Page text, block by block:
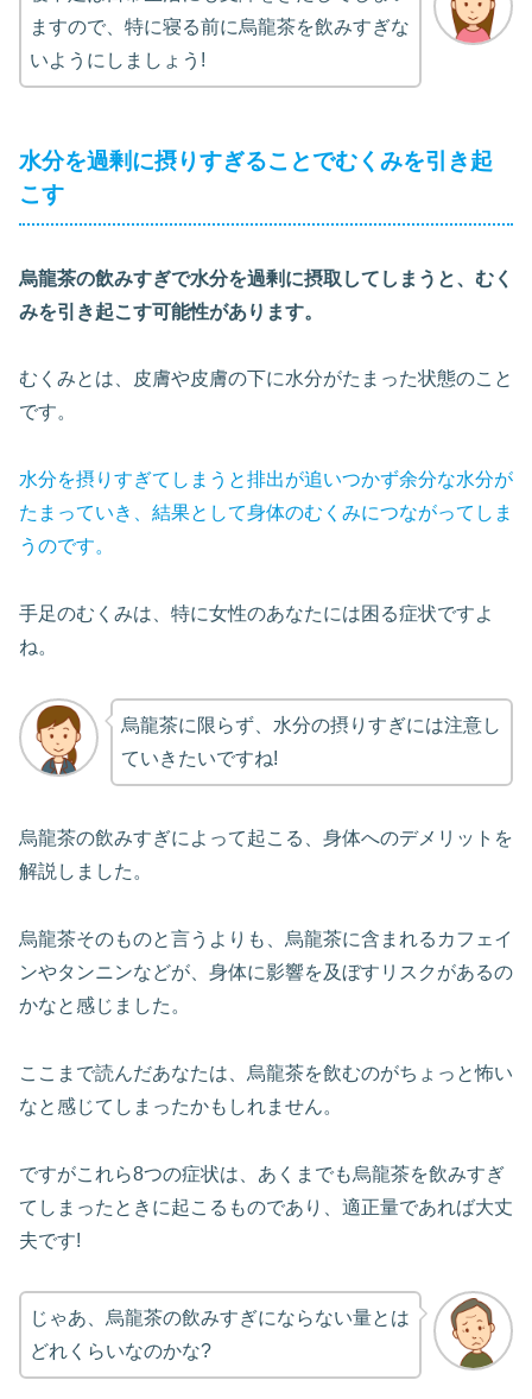
ますので、特に寝る前に烏龍茶を飲みすぎな
いようにしましょう!
水分を過剰に摂りすぎることでむくみを引き起
こす
烏龍茶の飲みすぎで水分を過剰に摂取してしまうと、むく
みを引き起こす可能性があります。
むくみとは、皮膚や皮膚の下に水分がたまった状態のこと
です。
水分を摂りすぎてしまうと排出が追いつかず余分な水分が
たまっていき、結果として身体のむくみにつながってしま
うのです。
手足のむくみは、特に女性のあなたには困る症状ですよ
ね。
烏龍茶に限らず、水分の摂りすぎには注意し
ていきたいですね!
烏龍茶の飲みすぎによって起こる、身体へのデメリットを
解説しました。
烏龍茶そのものと言うよりも、烏龍茶に含まれるカフェイ
ンやタンニンなどが、身体に影響を及ぼすリスクがあるの
かなと感じました。
ここまで読んだあなたは、烏龍茶を飲むのがちょっと怖い
なと感じてしまったかもしれません。
ですがこれら8つの症状は、あくまでも烏龍茶を飲みすぎ
てしまったときに起こるものであり、適正量であれば大丈
夫です!
じゃあ、烏龍茶の飲みすぎにならない量とは
どれくらいなのかな?